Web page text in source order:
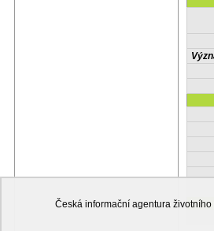
Česká informační agentura